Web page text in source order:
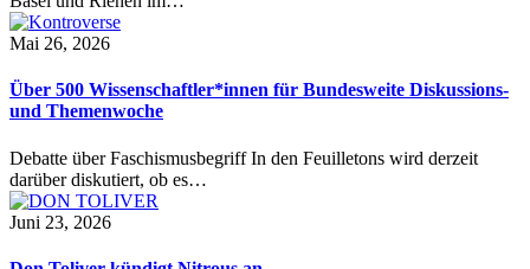
Mai 26, 2026
Über 500 Wissenschaftler*innen für Bundesweite Diskussions-
und Themenwoche
Debatte über Faschismusbegriff In den Feuilletons wird derzeit
darüber diskutiert, ob es…
Juni 23, 2026